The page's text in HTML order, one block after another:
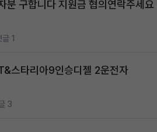
분 구합니다 지원금 협의연락주세요
글 1
스타리아9인승디젤 2운전자
3